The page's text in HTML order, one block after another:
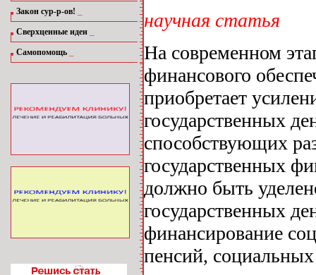
Закон сур-р-ов!
Сверхценные идеи
Самопомощь
научная статья
На современном
финансового
приобретает
государственных
способствующих
государственных
должно быть
государственных
финансирование
пенсий, социальных